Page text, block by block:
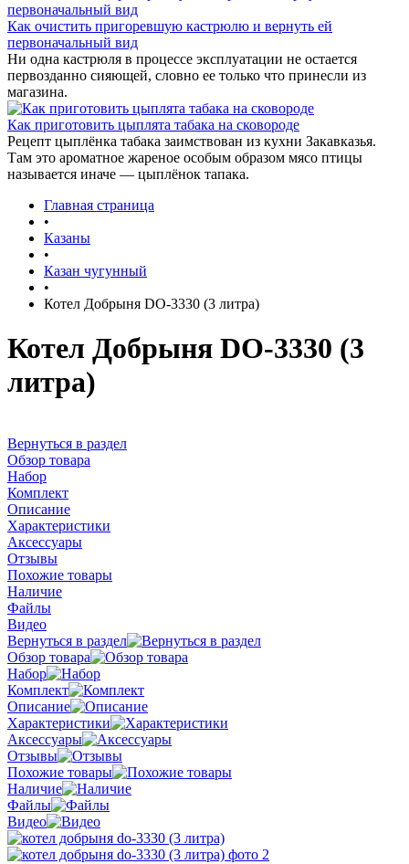
Как очистить пригоревшую кастрюлю и вернуть ей
первоначальный вид
Ни одна кастрюля в процессе эксплуатации не остается
первозданно сияющей, словно ее только что принесли из
магазина.
Как приготовить цыплята табака на сковороде
Рецепт цыплёнка табака заимствован из кухни Закавказья.
Там это ароматное жареное особым образом мясо птицы
называется иначе — цыплёнок тапака.
Главная страница
•
Казаны
•
Казан чугунный
•
Котел Добрыня DO-3330 (3 литра)
Котел Добрыня DO-3330 (3
литра)
Вернуться в раздел
Обзор товара
Набор
Комплект
Описание
Характеристики
Аксессуары
Отзывы
Похожие товары
Наличие
Файлы
Видео
Вернуться в раздел
Обзор товара
Набор
Комплект
Описание
Характеристики
Аксессуары
Отзывы
Похожие товары
Наличие
Файлы
Видео